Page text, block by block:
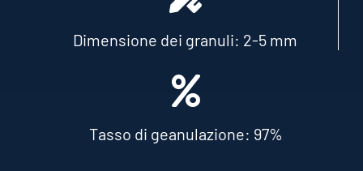
Dimensione dei granuli: 2-5 mm
Tasso di geanulazione: 97%